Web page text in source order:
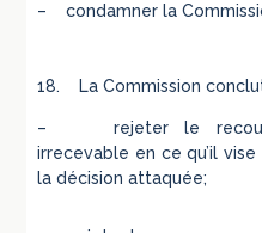
– condamner la
18. La Commission
– rejeter le recours
irrecevable en ce qu’il vise
la décision attaquée;